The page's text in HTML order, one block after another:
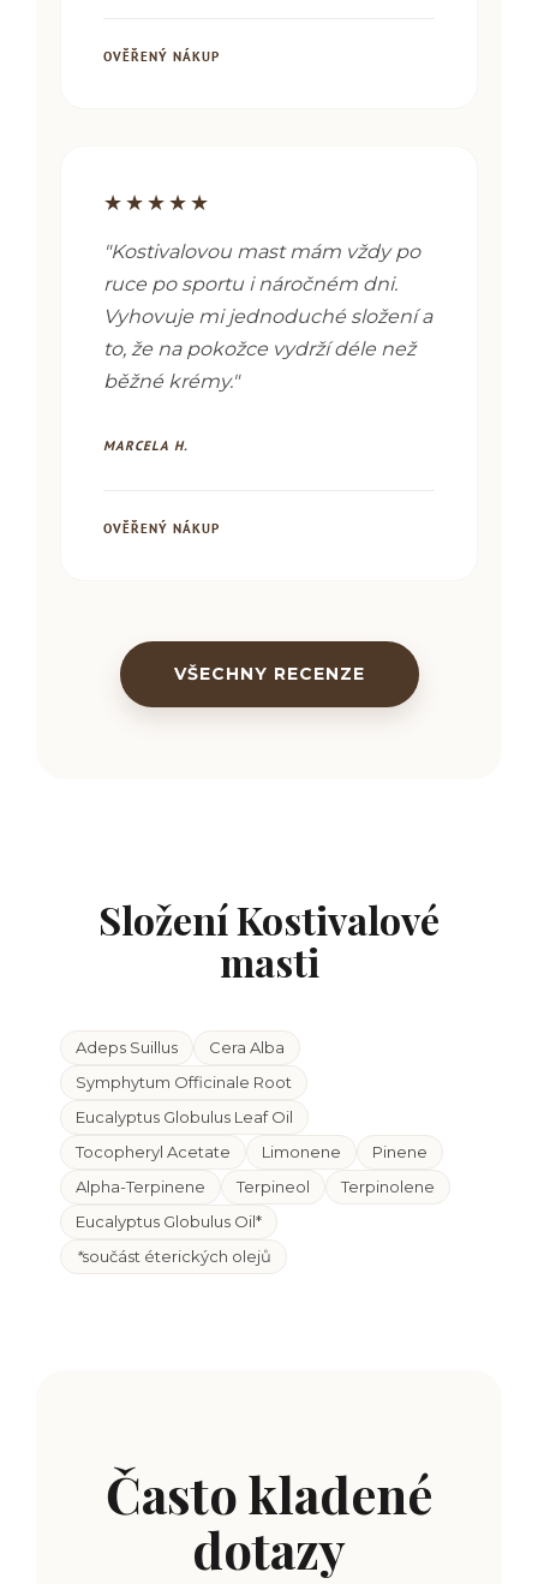
OVĚŘENÝ NÁKUP
★★★★★
"Kostivalovou mast mám vždy po
ruce po sportu i náročném dni.
Vyhovuje mi jednoduché složení a
to, že na pokožce vydrží déle než
běžné krémy."
MARCELA H.
OVĚŘENÝ NÁKUP
VŠECHNY RECENZE
Složení Kostivalové
masti
Adeps Suillus
Cera Alba
Symphytum Officinale Root
Eucalyptus Globulus Leaf Oil
Tocopheryl Acetate
Limonene
Pinene
Alpha-Terpinene
Terpineol
Terpinolene
Eucalyptus Globulus Oil*
*součást éterických olejů
Často kladené
dotazy